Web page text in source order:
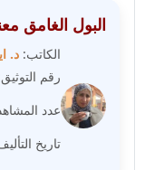
مدونة
عاملة
مدونة
عاملة
البول الغامق
الكاتب: د.
رقم
عدد
تاريخ